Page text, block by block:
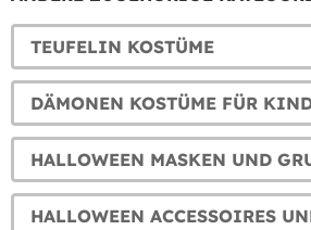
TEUFELIN KOSTÜME
DÄMONEN KOSTÜME FÜR
HALLOWEEN ACCESSOIRES